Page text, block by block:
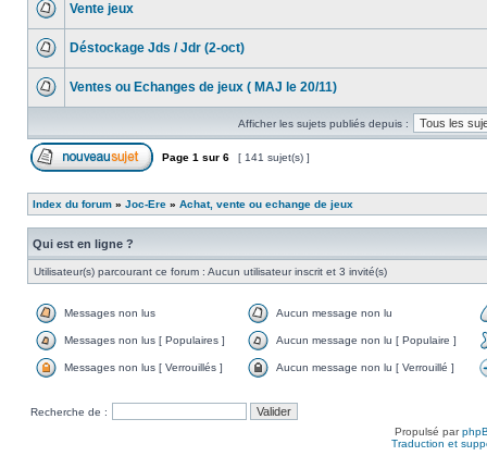
Vente jeux
Déstockage Jds / Jdr (2-oct)
Ventes ou Echanges de jeux ( MAJ le 20/11)
Afficher les sujets publiés depuis :
Page 1 sur 6 [ 141 sujet(s) ]
Index du forum » Joc-Ere » Achat, vente ou echange de jeux
Qui est en ligne ?
Utilisateur(s) parcourant ce forum : Aucun utilisateur inscrit et 3 invité(s)
Messages non lus Aucun message non lu
Messages non lus [ Populaires ] Aucun message non lu [ Populaire ]
Messages non lus [ Verrouillés ] Aucun message non lu [ Verrouillé ]
Recherche de :
Propulsé par
Traduction et